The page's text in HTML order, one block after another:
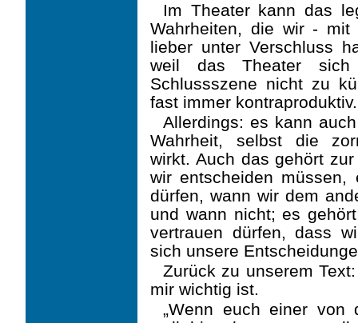
Im Theater kann das
Wahrheiten, die wir - mit
lieber unter Verschluss
weil das Theater
Schlussszene nicht zu
fast immer kontraproduktiv.
Allerdings: es kann
Wahrheit, selbst die
wirkt. Auch das gehört
wir entscheiden müssen,
dürfen, wann wir dem
und wann nicht; es
vertrauen dürfen, dass
sich unsere
Zurück zu unserem
mir wichtig ist.
„Wenn euch einer von